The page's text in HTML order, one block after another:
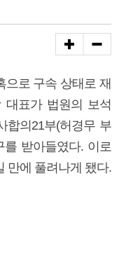
으로 구속 상태로 재
대표가 법원의 보석
합의21부(허경무 부
받아들였다. 이로
만에 풀려나게 됐다.